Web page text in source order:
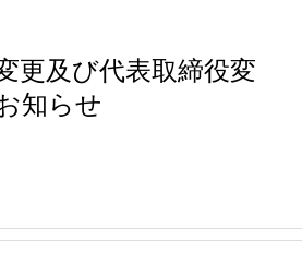
更及び代表取締役変
知らせ